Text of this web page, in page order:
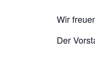
Wir
Der